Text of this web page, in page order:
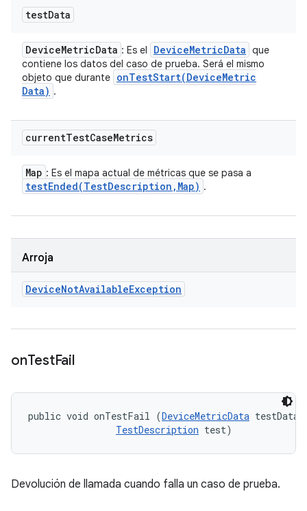
testData
DeviceMetricData : Es el DeviceMetricData que
contiene los datos del caso de prueba. Será el mismo
objeto que durante onTestStart(DeviceMetric
Data) .
currentTestCaseMetrics
Map : Es el mapa actual de métricas que se pasa a
testEnded(TestDescription , Map) .
Arroja
DeviceNotAvailableException
onTestFail
public void onTestFail (DeviceMetricData
TestDescription test)
Devolución de llamada cuando falla un caso de prueba.